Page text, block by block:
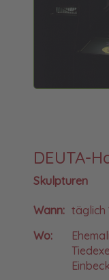
DEUTA-
Skulpturen
Wann: täglich
Wo:
Einbeck